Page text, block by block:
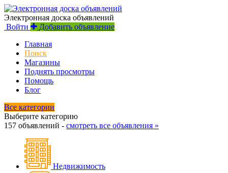
Электронная доска объявлений
Войти
Добавить объявление
Главная
Поиск
Магазины
Поднять просмотры
Помощь
Блог
Все категории
Выберите категорию
157 объявлений - смотреть все объявления »
Недвижимость